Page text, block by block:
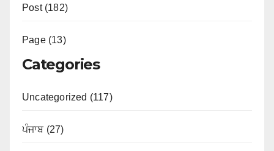
Post (182)
Page (13)
Categories
Uncategorized (117)
ਪੰਜਾਬ (27)